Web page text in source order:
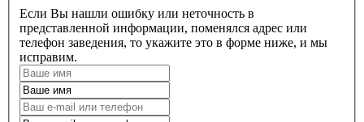
Если Вы нашли ошибку или неточность в
представленной информации, поменялся адрес или
телефон заведения, то укажите это в форме ниже, и мы
исправим.